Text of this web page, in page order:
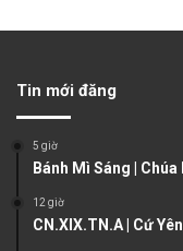
Tin mới đăng
5 giờ
Bánh Mì Sáng |
12 giờ
CN.XIX.TN.A | Cứ